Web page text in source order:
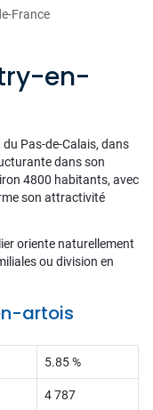
France
en-
Pas-de-Calais, dans
dans son
4800 habitants, avec
son attractivité
oriente naturellement
ou division en
artois
5.85 %
4 787